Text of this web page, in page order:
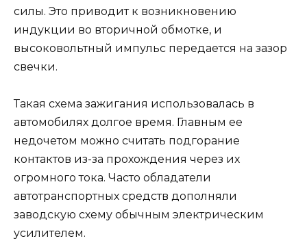
силы. Это приводит к возникновению
индукции во вторичной обмотке, и
высоковольтный импульс передается на зазор
свечки.
Такая схема зажигания использовалась в
автомобилях долгое время. Главным ее
недочетом можно считать подгорание
контактов из-за прохождения через их
огромного тока. Часто обладатели
автотранспортных средств дополняли
заводскую схему обычным электрическим
усилителем.